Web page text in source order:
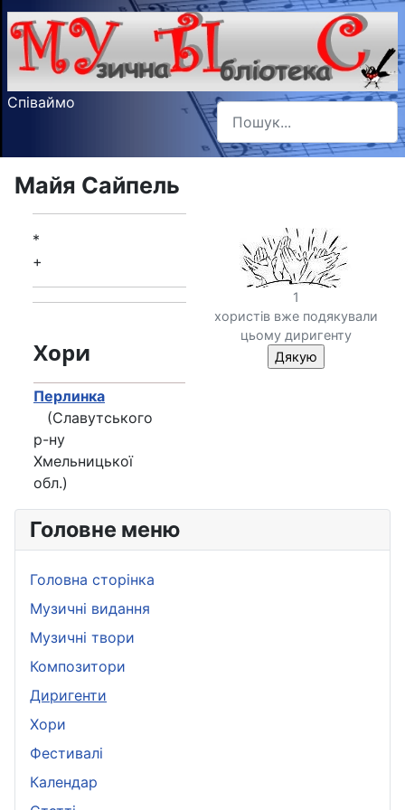
Співаймо Пошук
Type 2 or more characters
Головне меню
Головна сторінка
Музичні видання
Музичні твори
Композитори
Диригенти
Хори
Фестивалі
Календар
Майя Сайпель
1
хористів вже подякували
цьому диригенту
*
+
Хори
Перлинка
(Славутського
р-ну
Хмельницької
обл.)